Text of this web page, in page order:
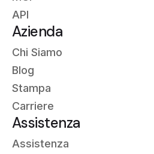
API
Azienda
Chi Siamo
Blog
Stampa
Carriere
Assistenza
Assistenza